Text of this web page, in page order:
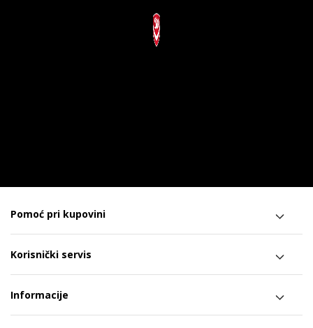
Pomoć pri kupovini
Korisnički servis
Informacije